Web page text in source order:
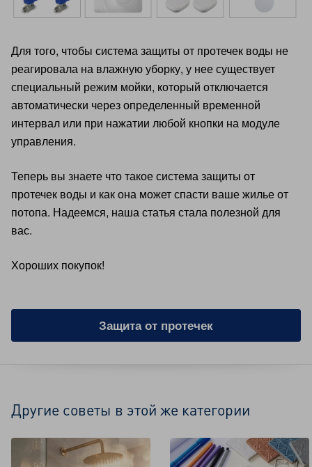
Для того, чтобы система защиты от протечек воды не
реагировала на влажную уборку, у нее существует
специальный режим мойки, который отключается
автоматически через определенный временной
интервал или при нажатии любой кнопки на модуле
управления.
Теперь вы знаете что такое система защиты от
протечек воды и как она может спасти ваше жилье от
потопа. Надеемся, наша статья стала полезной для
вас.
Хороших покупок!
Защита от протечек
Другие советы в этой же категории